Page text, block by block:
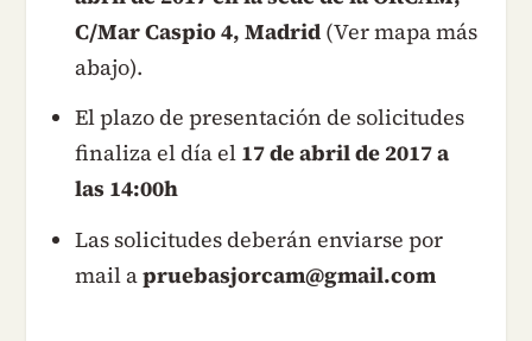
C/Mar Caspio 4, Madrid (Ver mapa más
abajo).
El plazo de presentación de solicitudes
finaliza el día el 17 de abril de 2017 a
las 14:00h
Las solicitudes deberán enviarse por
mail apruebasjorcam@gmail.com